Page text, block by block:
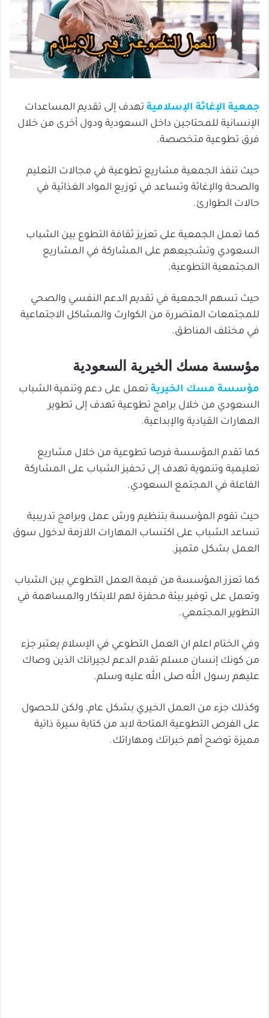
جمعية الإغاثة الإسلامية تهدف إلى تقديم المساعدات
الإنسانية للمحتاجين داخل السعودية ودول أخرى من خلال
فرق تطوعية متخصصة.
حيث تنفذ الجمعية مشاريع تطوعية في مجالات التعليم
والصحة والإغاثة وتساعد في توزيع المواد الغذائية في
حالات الطوارئ.
كما تعمل الجمعية على تعزيز ثقافة التطوع بين الشباب
السعودي وتشجيعهم على المشاركة في المشاريع
المجتمعية التطوعية.
حيث تسهم الجمعية في تقديم الدعم النفسي والصحي
للمجتمعات المتضررة من الكوارث والمشاكل الاجتماعية
في مختلف المناطق.
مؤسسة مسك الخيرية السعودية
مؤسسة مسك الخيرية تعمل على دعم وتنمية الشباب
السعودي من خلال برامج تطوعية تهدف إلى تطوير
المهارات القيادية والإبداعية.
كما تقدم المؤسسة فرصا تطوعية من خلال مشاريع
تعليمية وتنموية تهدف إلى تحفيز الشباب على المشاركة
الفاعلة في المجتمع السعودي.
حيث تقوم المؤسسة بتنظيم ورش عمل وبرامج تدريبية
تساعد الشباب على اكتساب المهارات اللازمة لدخول سوق
العمل بشكل متميز.
كما تعزز المؤسسة من قيمة العمل التطوعي بين الشباب
وتعمل على توفير بيئة محفزة لهم للابتكار والمساهمة في
التطوير المجتمعي.
وفي الختام اعلم ان العمل التطوعي في الإسلام يعتبر جزء
من كونك إنسان مسلم تقدم الدعم لجيرانك الذين وصاك
عليهم رسول الله صلى الله عليه وسلم.
وكذلك جزء من العمل الخيري بشكل عام, ولكن للحصول
على الفرص التطوعية المتاحة لابد من كتابة سيرة ذاتية
مميزة توضح أهم خبراتك ومهاراتك.